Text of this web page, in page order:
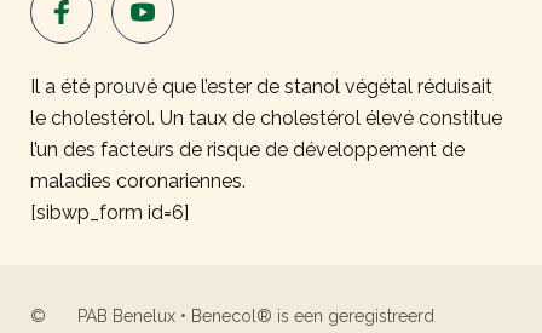
Il a été prouvé que l’ester de stanol végétal réduisait
le cholestérol. Un taux de cholestérol élevé constitue
l’un des facteurs de risque de développement de
maladies coronariennes.
[sibwp_form id=6]
©
PAB Benelux • Benecol® is een geregistreerd